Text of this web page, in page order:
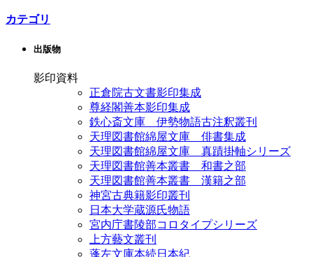
カテゴリ
出版物
影印資料
正倉院古文書影印集成
尊経閣善本影印集成
鉄心斎文庫 伊勢物語古注釈叢刊
天理図書館綿屋文庫 俳書集成
天理図書館綿屋文庫 真蹟掛軸シリーズ
天理図書館善本叢書 和書之部
天理図書館善本叢書 漢籍之部
神宮古典籍影印叢刊
日本大学蔵源氏物語
宮内庁書陵部コロタイプシリーズ
上方藝文叢刊
蓬左文庫本続日本紀